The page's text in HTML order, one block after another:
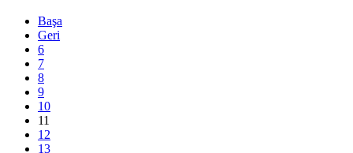
Başa
Geri
6
7
8
9
10
11
12
13